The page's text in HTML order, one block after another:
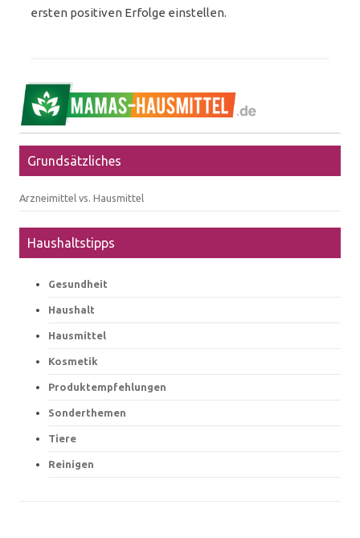
ersten positiven Erfolge einstellen.
Grundsätzliches
Arzneimittel vs. Hausmittel
Haushaltstipps
Gesundheit
Haushalt
Hausmittel
Kosmetik
Produktempfehlungen
Sonderthemen
Tiere
Reinigen